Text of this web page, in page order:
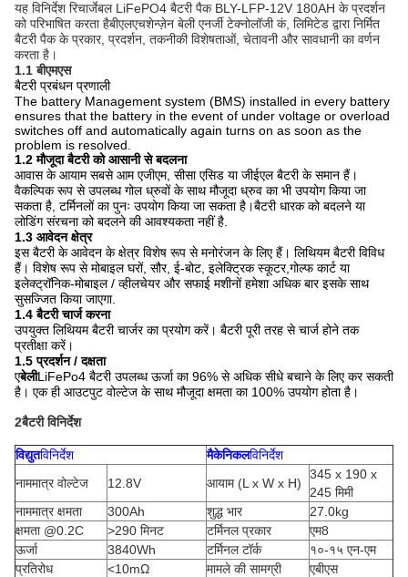
यह विनिर्देश रिचार्जेबल LiFePO4 बैटरी पैक BLY-LFP-12V 180AH के प्रदर्शन
को परिभाषित करता हैबीएलएचशेन्ज़ेन बेली एनर्जी टेक्नोलॉजी कं, लिमिटेड द्वारा निर्मित
बैटरी पैक के प्रकार, प्रदर्शन, तकनीकी विशेषताओं, चेतावनी और सावधानी का वर्णन
करता है।
1.1 बीएमएस
बैटरी प्रबंधन प्रणाली
The battery Management system (BMS) installed in every battery
ensures that the battery in the event of under voltage or overload
switches off and automatically again turns on as soon as the
problem is resolved.
1.2 मौजूदा बैटरी को आसानी से बदलना
आवास के आयाम सबसे आम एजीएम, सीसा एसिड या जीईएल बैटरी के समान हैं।
वैकल्पिक रूप से उपलब्ध गोल ध्रुवों के साथ मौजूदा ध्रुव का भी उपयोग किया जा
सकता है, टर्मिनलों का पुनः उपयोग किया जा सकता है।बैटरी धारक को बदलने या
लोडिंग संरचना को बदलने की आवश्यकता नहीं है.
1.3 आवेदन क्षेत्र
इस बैटरी के आवेदन के क्षेत्र विशेष रूप से मनोरंजन के लिए हैं। लिथियम बैटरी विविध
हैं। विशेष रूप से मोबाइल घरों, सौर, ई-बोट, इलेक्ट्रिक स्कूटर,गोल्फ कार्ट या
इलेक्ट्रॉनिक-मोबाइल / व्हीलचेयर और सफाई मशीनों हमेशा अधिक बार इसके साथ
सुसज्जित किया जाएगा.
1.4 बैटरी चार्ज करना
उपयुक्त लिथियम बैटरी चार्जर का प्रयोग करें। बैटरी पूरी तरह से चार्ज होने तक
प्रतीक्षा करें।
1.5 प्रदर्शन / दक्षता
एबेलीLiFePo4 बैटरी उपलब्ध ऊर्जा का 96% से अधिक सीधे बचाने के लिए कर सकती
है। एक ही आउटपुट वोल्टेज के साथ मौजूदा क्षमता का 100% उपयोग होता है।
2बैटरी विनिर्देश
विद्युतविनिर्देश मैकेनिकलविनिर्देश
नाममात्र वोल्टेज
12.8V आयाम (L x W x H)
345 x 190 x
245 मिमी
नाममात्र क्षमता
300Ah शुद्ध भार
27.0kg
क्षमता @0.2C
>290 मिनट टर्मिनल प्रकार
एम8
ऊर्जा
3840Wh टर्मिनल टॉर्क
१०-१५ एन-एम
प्रतिरोध
<10mΩ मामले की सामग्री
एबीएस